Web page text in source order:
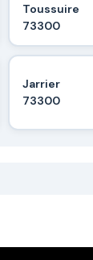
Toussuire
73300
Jarrier
73300